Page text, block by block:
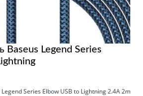
Baseus Legend Series
Series Elbow USB to Lightning 2.4A 2m